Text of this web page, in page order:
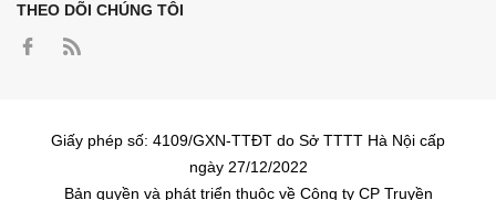
THEO DÕI CHÚNG TÔI
Giấy phép số: 4109/GXN-TTĐT do Sở TTTT Hà Nội cấp
ngày 27/12/2022
Bản quyền và phát triển thuộc về Công ty CP Truyền